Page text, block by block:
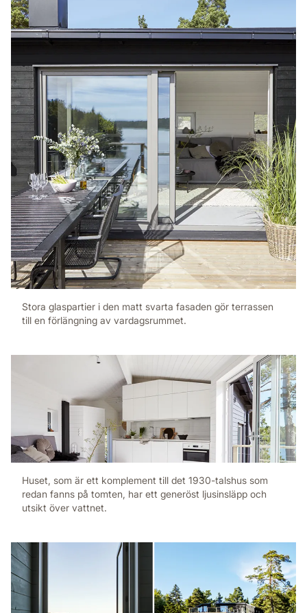
Stora glaspartier i den matt svarta fasaden gör terrassen
till en förlängning av vardagsrummet.
Huset, som är ett komplement till det 1930-talshus som
redan fanns på tomten, har ett generöst ljus­insläpp och
utsikt över vattnet.